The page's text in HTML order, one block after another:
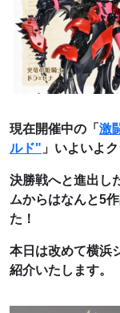
現在開催中の「 激
ルド" 」いよいよ
決勝戦へと進出し
ムからはなんと5
た！
本日は改めて横浜
紹介いたします。